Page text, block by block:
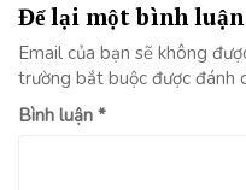
Để lại một bình luận
Email của bạn sẽ không
trường bắt buộc được đánh
Bình luận *